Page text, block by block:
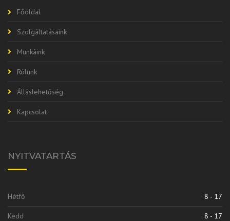
Főoldal
Szolgáltatásaink
Munkáink
Rólunk
Álláslehetőség
Kapcsolat
NYITVATARTÁS
Hétfő 8 - 17
Kedd 8 - 17